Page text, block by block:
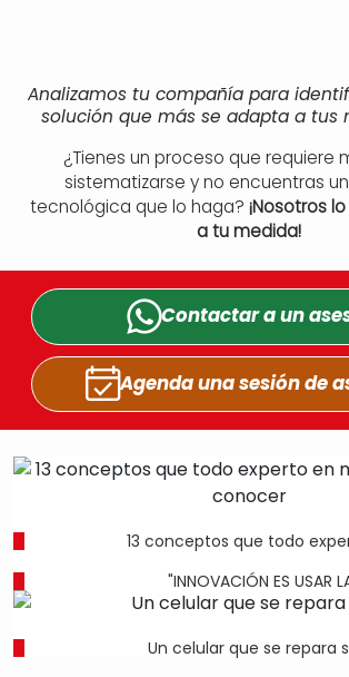
Analizamos tu compañía para
solución que más se adapta a tus
¿Tienes un proceso que requiere
sistematizarse y no encuentras
tecnológica que lo haga? ¡Nosotros
a tu medida!
Contactar a un
Agenda una sesiónde
13 conceptos que todo
"INNOVACIÓN ES USAR
Un celular que se repara